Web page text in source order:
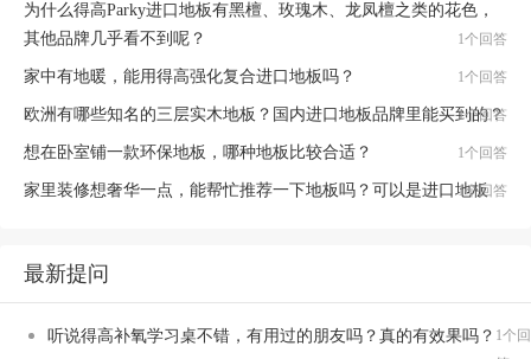
为什么得高Parky进口地板有黑檀、玫瑰木、龙凤檀之类的花色，
其他品牌几乎看不到呢？
1个回答
家中有地暖，能用得高强化复合进口地板吗？ 1个回答
欧洲有哪些知名的三层实木地板？国内进口地板品牌里能买到的？
1个回答
想在卧室铺一款环保地板，哪种地板比较合适？ 1个回答
家里装修想奢华一点，能帮忙推荐一下地板吗？可以是进口地板
1个回答
最新提问
听说得高补氧学习桌不错，有用过的朋友吗？真的有效果吗？ 1个回